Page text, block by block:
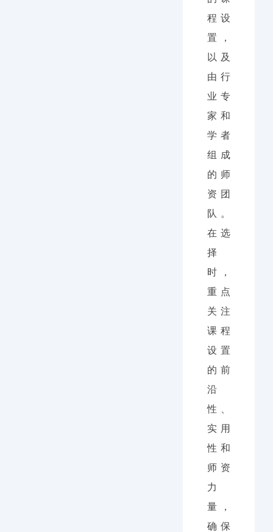
程设
置，
以及
由行
业专
家和
学者
组成
的师
资团
队。
在选
择
时，
重点
关注
课程
设置
的前
沿
性、
实用
性和
师资
力
量，
确保